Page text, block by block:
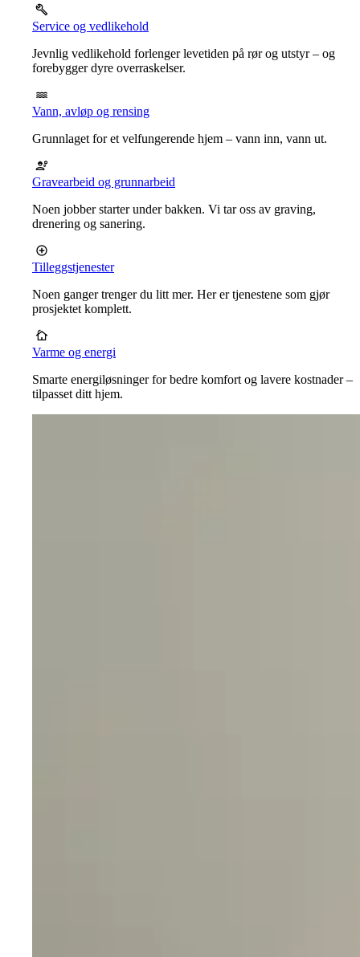
Service og vedlikehold
Jevnlig vedlikehold forlenger levetiden på rør og utstyr – og
forebygger dyre overraskelser.
Vann, avløp og rensing
Grunnlaget for et velfungerende hjem – vann inn, vann ut.
Gravearbeid og grunnarbeid
Noen jobber starter under bakken. Vi tar oss av graving,
drenering og sanering.
Tilleggstjenester
Noen ganger trenger du litt mer. Her er tjenestene som gjør
prosjektet komplett.
Varme og energi
Smarte energiløsninger for bedre komfort og lavere kostnader –
tilpasset ditt hjem.